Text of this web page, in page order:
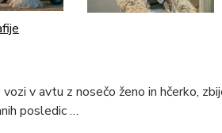
v avtu z nosečo ženo in hčerko,
posledic …